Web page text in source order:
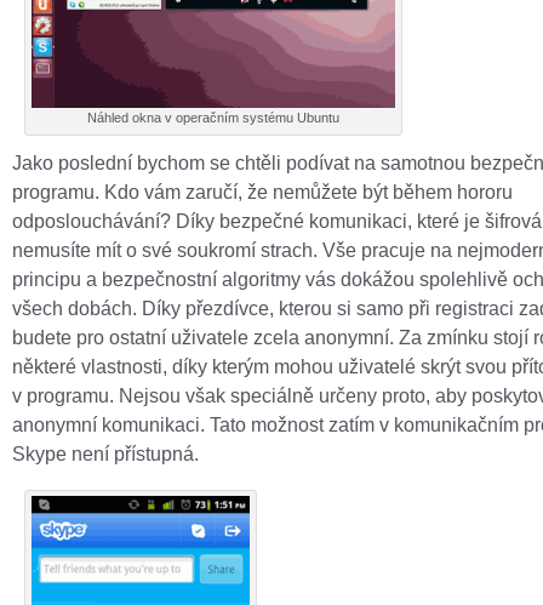
Náhled okna v operačním systému Ubuntu
Jako poslední bychom se chtěli podívat na samotnou
programu. Kdo vám zaručí, že nemůžete být během hororu
odposlouchávání? Díky bezpečné komunikaci, které je
nemusíte mít o své soukromí strach. Vše pracuje na
principu a bezpečnostní algoritmy vás dokážou spolehlivě
všech dobách. Díky přezdívce, kterou si samo při registraci
budete pro ostatní uživatele zcela anonymní. Za zmínku stojí
některé vlastnosti, díky kterým mohou uživatelé skrýt svou
v programu. Nejsou však speciálně určeny proto, aby
anonymní komunikaci. Tato možnost zatím v komunikačním
Skype není přístupná.